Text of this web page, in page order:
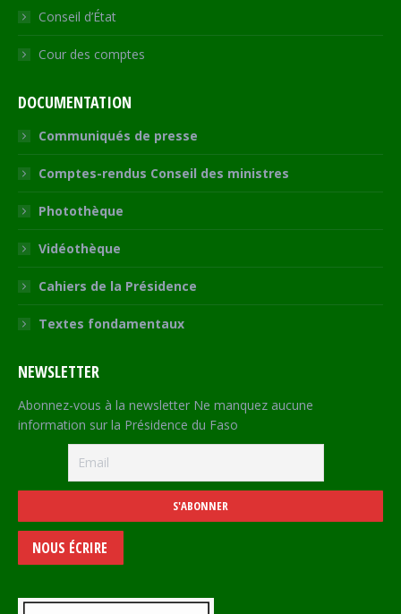
Conseil d’État
Cour des comptes
DOCUMENTATION
Communiqués de presse
Comptes-rendus Conseil des ministres
Photothèque
Vidéothèque
Cahiers de la Présidence
Textes fondamentaux
NEWSLETTER
Abonnez-vous à la newsletter Ne manquez aucune
information sur la Présidence du Faso
NOUS ÉCRIRE